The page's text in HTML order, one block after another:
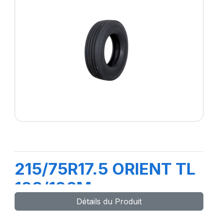
215/75R17.5 ORIENT TL
128/126M
Détails du Produit